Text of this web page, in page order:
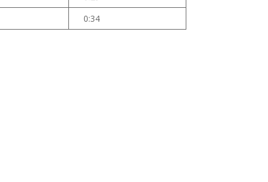
0:34